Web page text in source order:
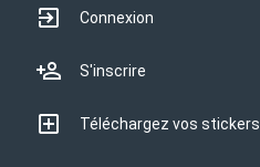
Connexion
S'inscrire
Téléchargez vos stickers